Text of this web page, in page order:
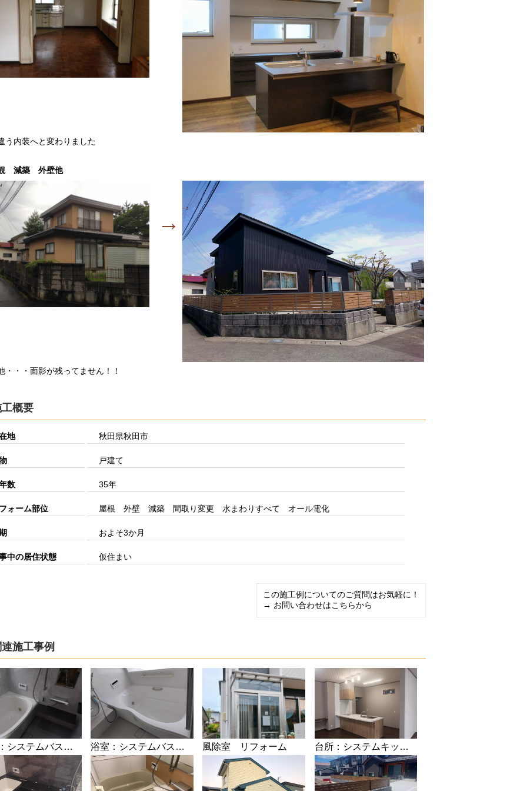
う内装へと変わりました
減築 外壁他
・・・面影が残ってません！！
概要
地 秋田県秋田市
戸建て
数 35年
ォーム部位 屋根 外壁 減築 間取り変更 水まわりすべて オール電化
およそ3か月
中の居住状態 仮住まい
この施工例についてのご質問はお気軽に！
→ お問い合わせはこちらから
施工事例
浴室：システムバスへリフォーム 浴室：システムバスへリフォーム 風除室 リフォーム 台所：システムキッチンへリフォーム